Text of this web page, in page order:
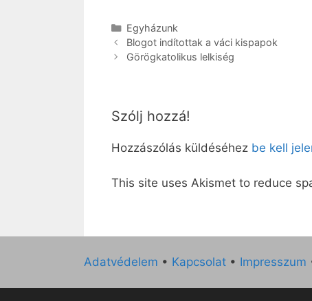
Kategória
Egyházunk
Blogot indítottak a váci kispapok
Görögkatolikus lelkiség
Szólj hozzá!
Hozzászólás küldéséhez be kell
This site uses Akismet to reduce
Adatvédelem • Kapcsolat • Impresszum